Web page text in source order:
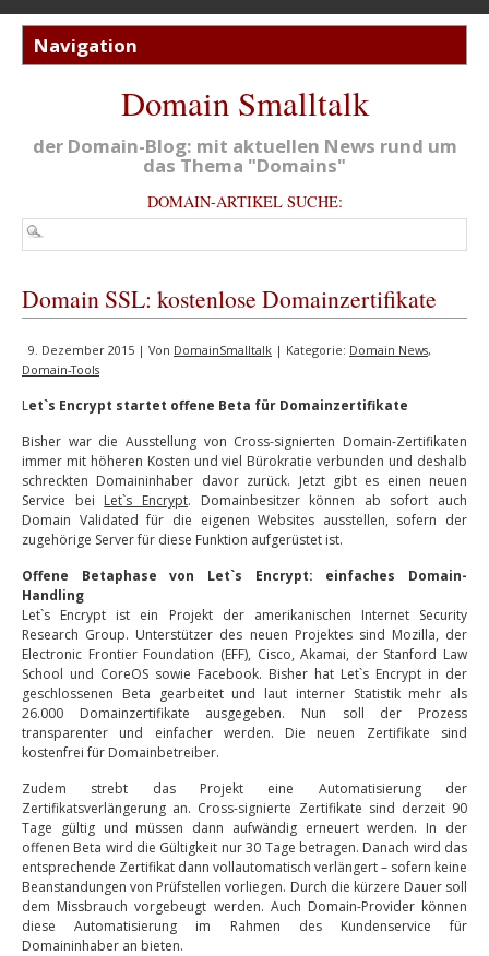
Domain Smalltalk
der Domain-Blog: mit aktuellen News rund um
das Thema "Domains"
DOMAIN-ARTIKEL SUCHE:
Domain SSL: kostenlose Domainzertifikate
9. Dezember 2015 | Von DomainSmalltalk | Kategorie: Domain News,
Domain-Tools
Let`s Encrypt startet offene Beta für Domainzertifikate
Bisher war die Ausstellung von Cross-signierten Domain-Zertifikaten
immer mit höheren Kosten und viel Bürokratie verbunden und deshalb
schreckten Domaininhaber davor zurück. Jetzt gibt es einen neuen
Service bei Let`s Encrypt. Domainbesitzer können ab sofort auch
Domain Validated für die eigenen Websites ausstellen, sofern der
zugehörige Server für diese Funktion aufgerüstet ist.
Offene Betaphase von Let`s Encrypt: einfaches Domain-
Handling
Let`s Encrypt ist ein Projekt der amerikanischen Internet Security
Research Group. Unterstützer des neuen Projektes sind Mozilla, der
Electronic Frontier Foundation (EFF), Cisco, Akamai, der Stanford Law
School und CoreOS sowie Facebook. Bisher hat Let`s Encrypt in der
geschlossenen Beta gearbeitet und laut interner Statistik mehr als
26.000 Domainzertifikate ausgegeben. Nun soll der Prozess
transparenter und einfacher werden. Die neuen Zertifikate sind
kostenfrei für Domainbetreiber.
Zudem strebt das Projekt eine Automatisierung der
Zertifikatsverlängerung an. Cross-signierte Zertifikate sind derzeit 90
Tage gültig und müssen dann aufwändig erneuert werden. In der
offenen Beta wird die Gültigkeit nur 30 Tage betragen. Danach wird das
entsprechende Zertifikat dann vollautomatisch verlängert – sofern keine
Beanstandungen von Prüfstellen vorliegen. Durch die kürzere Dauer soll
dem Missbrauch vorgebeugt werden. Auch Domain-Provider können
diese Automatisierung im Rahmen des Kundenservice für
Domaininhaber an bieten.